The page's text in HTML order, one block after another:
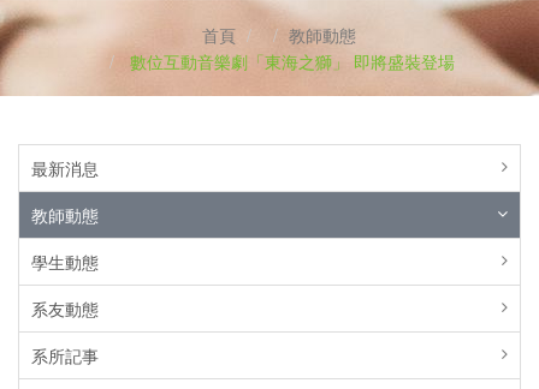
首頁
教師動態
數位互動音樂劇「東海之獅」 即將盛裝登場
最新消息
教師動態
學生動態
系友動態
系所記事